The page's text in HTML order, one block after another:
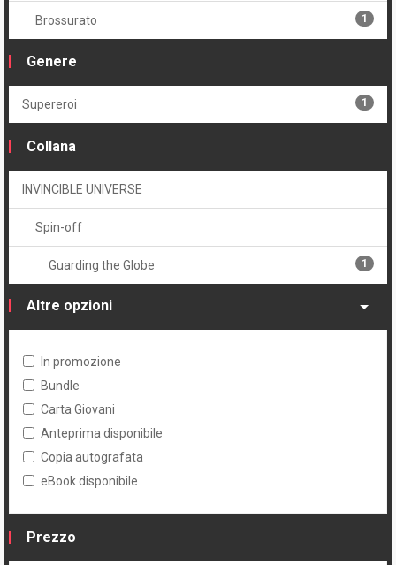
Brossurato 1
Genere
Supereroi 1
Collana
INVINCIBLE UNIVERSE
Spin-off
Guarding the Globe 1
Altre opzioni
In promozione
Bundle
Carta Giovani
Anteprima disponibile
Copia autografata
eBook disponibile
Prezzo